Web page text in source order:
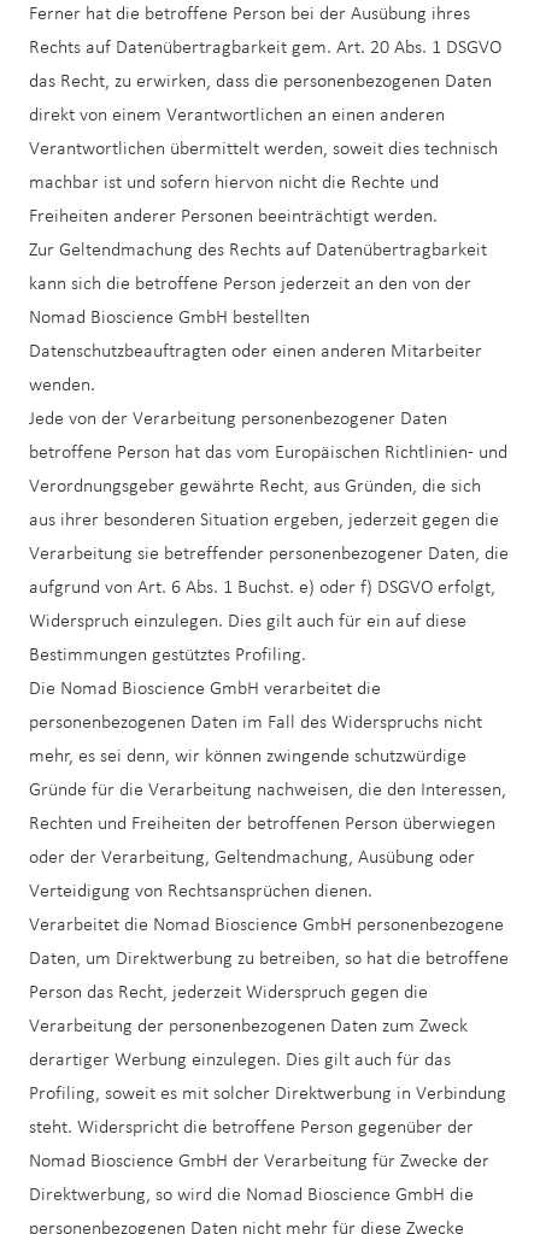
Ferner hat die betroffene Person bei der Ausübung ihres
Rechts auf Datenübertragbarkeit gem. Art. 20 Abs. 1 DSGVO
das Recht, zu erwirken, dass die personenbezogenen Daten
direkt von einem Verantwortlichen an einen anderen
Verantwortlichen übermittelt werden, soweit dies technisch
machbar ist und sofern hiervon nicht die Rechte und
Freiheiten anderer Personen beeinträchtigt werden.
Zur Geltendmachung des Rechts auf Datenübertragbarkeit
kann sich die betroffene Person jederzeit an den von der
Nomad Bioscience GmbH bestellten
Datenschutzbeauftragten oder einen anderen Mitarbeiter
wenden.
Jede von der Verarbeitung personenbezogener Daten
betroffene Person hat das vom Europäischen Richtlinien- und
Verordnungsgeber gewährte Recht, aus Gründen, die sich
aus ihrer besonderen Situation ergeben, jederzeit gegen die
Verarbeitung sie betreffender personenbezogener Daten, die
aufgrund von Art. 6 Abs. 1 Buchst. e) oder f) DSGVO erfolgt,
Widerspruch einzulegen. Dies gilt auch für ein auf diese
Bestimmungen gestütztes Profiling.
Die Nomad Bioscience GmbH verarbeitet die
personenbezogenen Daten im Fall des Widerspruchs nicht
mehr, es sei denn, wir können zwingende schutzwürdige
Gründe für die Verarbeitung nachweisen, die den Interessen,
Rechten und Freiheiten der betroffenen Person überwiegen
oder der Verarbeitung, Geltendmachung, Ausübung oder
Verteidigung von Rechtsansprüchen dienen.
Verarbeitet die Nomad Bioscience GmbH personenbezogene
Daten, um Direktwerbung zu betreiben, so hat die betroffene
Person das Recht, jederzeit Widerspruch gegen die
Verarbeitung der personenbezogenen Daten zum Zweck
derartiger Werbung einzulegen. Dies gilt auch für das
Profiling, soweit es mit solcher Direktwerbung in Verbindung
steht. Widerspricht die betroffene Person gegenüber der
Nomad Bioscience GmbH der Verarbeitung für Zwecke der
Direktwerbung, so wird die Nomad Bioscience GmbH die
personenbezogenen Daten nicht mehr für diese Zwecke